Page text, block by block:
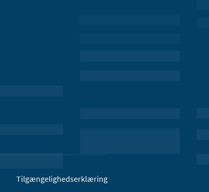
Tilgængelighedserklæring